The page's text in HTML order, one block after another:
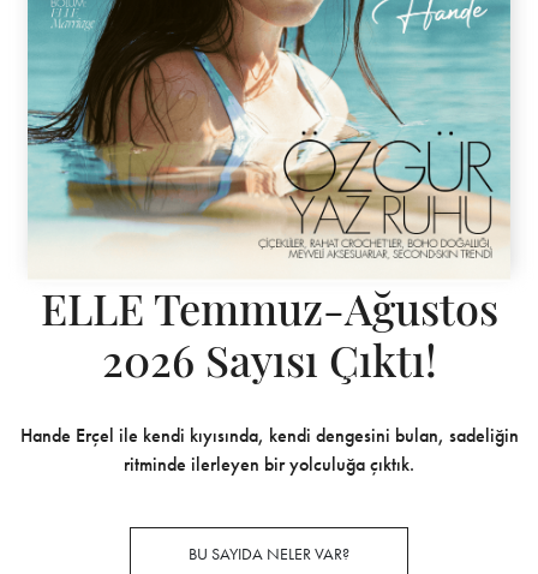
ELLE Temmuz-Ağustos
2026 Sayısı Çıktı!
Hande Erçel ile kendi kıyısında, kendi dengesini bulan, sadeliğin
ritminde ilerleyen bir yolculuğa çıktık.
BU SAYIDA NELER VAR?